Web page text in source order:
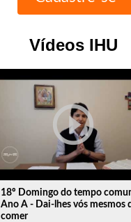
Vídeos IHU
play_circle_outline
18º Domingo do tempo
Ano A - Dai-lhes vós mesmos
comer